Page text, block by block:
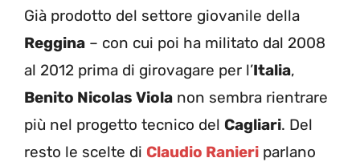
Già prodotto del settore giovanile della
Reggina – con cui poi ha militato dal 2008
al 2012 prima di girovagare per l’Italia,
Benito Nicolas Viola non sembra rientrare
più nel progetto tecnico del Cagliari. Del
resto le scelte di Claudio Ranieri parlano